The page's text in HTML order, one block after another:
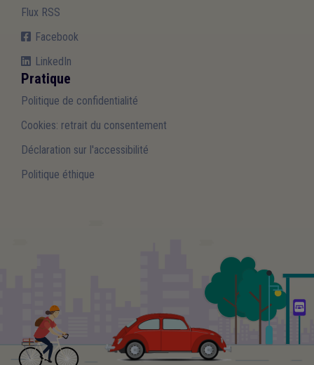
Flux RSS
Facebook
LinkedIn
Pratique
Politique de confidentialité
Cookies: retrait du consentement
Déclaration sur l'accessibilité
Politique éthique